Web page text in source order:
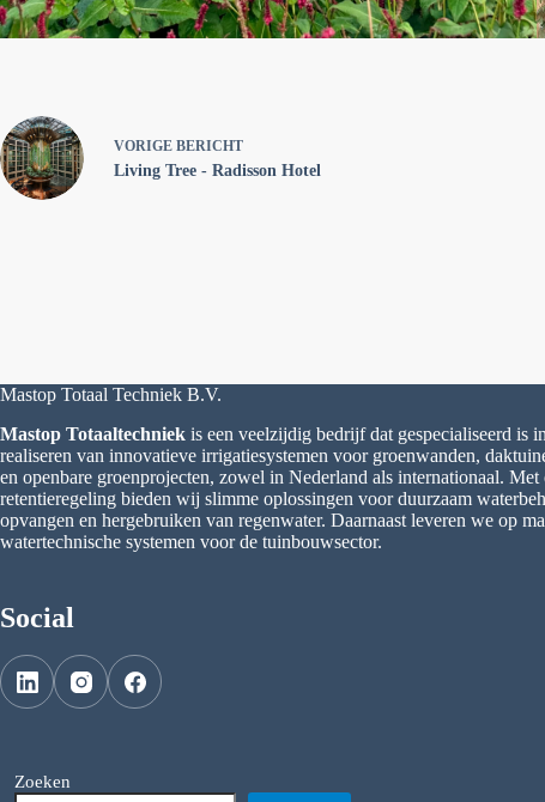
VORIGE BERICHT
Living Tree - Radisson Hotel
Mastop Totaal Techniek B.V.
Mastop Totaaltechniek is een veelzijdig bedrijf dat gespecialiseerd is
realiseren van innovatieve irrigatiesystemen voor groenwanden,
en openbare groenprojecten, zowel in Nederland als internationaal.
retentieregeling bieden wij slimme oplossingen voor duurzaam
opvangen en hergebruiken van regenwater. Daarnaast leveren we op
watertechnische systemen voor de tuinbouwsector.
Social
Zoeken